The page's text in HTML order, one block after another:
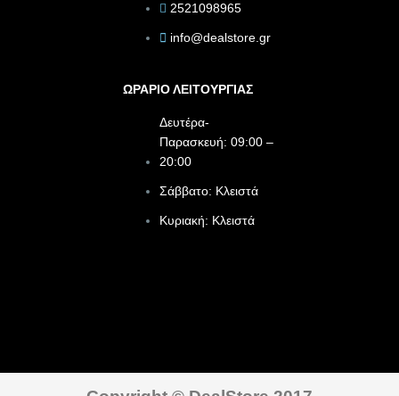
2521098965
info@dealstore.gr
ΩΡΑΡΙΟ ΛΕΙΤΟΥΡΓΙΑΣ​
Δευτέρα-
Παρασκευή: 09:00 –
20:00
Σάββατο: Κλειστά
Κυριακή: Κλειστά